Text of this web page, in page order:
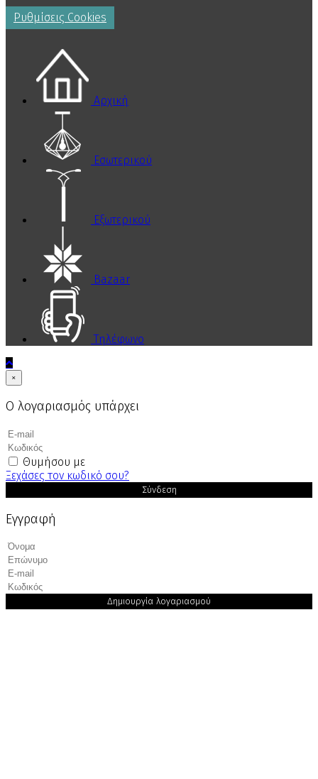
Ρυθμίσεις Cookies
Αρχική
Εσωτερικού
Εξωτερικού
Bazaar
Τηλέφωνο
×
Ο λογαριασμός υπάρχει
Θυμήσου με
Ξεχάσες τον κωδικό σου?
Σύνδεση
Εγγραφή
Δημιουργία λογαριασμού